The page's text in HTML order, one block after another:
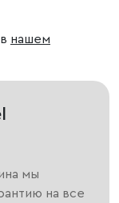
нашем
мы
на все